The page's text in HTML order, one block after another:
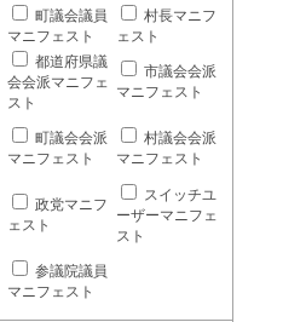
町議会議員
マニフェスト
村長マニフ
ェスト
都道府県議
会会派マニフェ
スト
市議会会派
マニフェスト
町議会会派
マニフェスト
村議会会派
マニフェスト
政党マニフ
ェスト
スイッチユ
ーザーマニフェ
スト
参議院議員
マニフェスト